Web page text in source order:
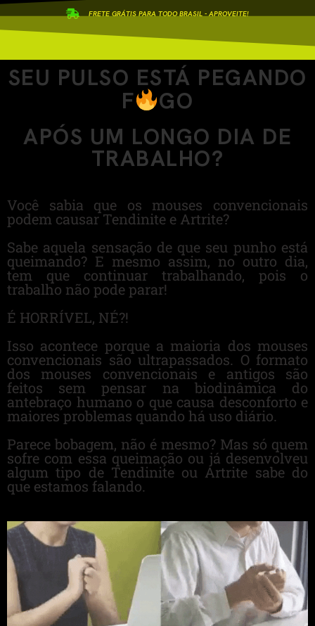
FRETE GRÁTIS PARA TODO BRASIL - APROVEITE!
SEU PULSO ESTÁ PEGANDO
F
GO
APÓS UM LONGO DIA DE
TRABALHO?
Você sabia que os mouses convencionais
podem causar Tendinite e Artrite?
Sabe aquela sensação de que seu punho está
queimando? E mesmo assim, no outro dia,
tem que continuar trabalhando, pois o
trabalho não pode parar!
É HORRÍVEL, NÉ?!
Isso acontece porque a maioria dos mouses
convencionais são ultrapassados. O formato
dos mouses convencionais e antigos são
feitos sem pensar na biodinâmica do
antebraço humano o que causa desconforto e
maiores problemas quando há uso diário.
Parece bobagem, não é mesmo? Mas só quem
sofre com essa queimação ou já desenvolveu
algum tipo de Tendinite ou Artrite sabe do
que estamos falando.